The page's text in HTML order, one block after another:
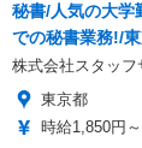
秘書/人気の大学
での秘書業務!/
株式会社スタッフ
東京都
時給1,850円～